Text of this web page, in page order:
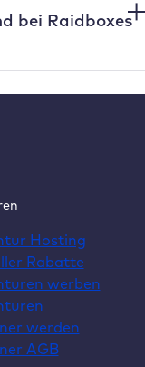
bei Raidboxes
Hosting
Rabatte
werben
werden
AGB